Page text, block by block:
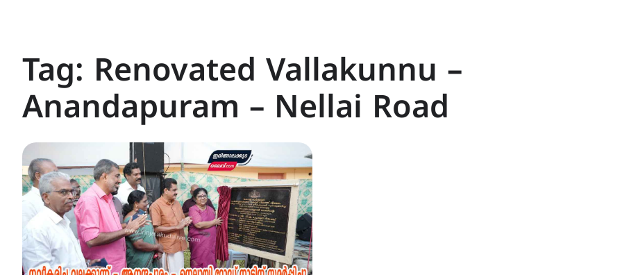
Tag: Renovated Vallakunnu –
Anandapuram – Nellai Road